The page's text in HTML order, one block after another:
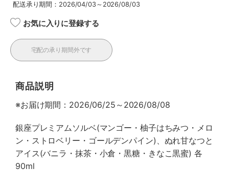
配送承り期間：2026/04/03～2026/08/03
お気に入りに登録する
宅配の承り期間外です
商品説明
※お届け期間：2026/06/25～2026/08/08
銀座プレミアムソルベ(マンゴー・柚子はちみつ・メロ
ン・ストロベリー・ゴールデンパイン)、ぬれ甘なつと
アイス(バニラ・抹茶・小倉・黒糖・きなこ黒蜜) 各
90ml